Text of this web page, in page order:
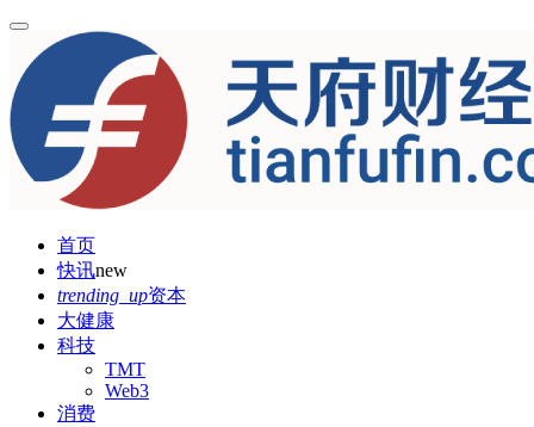
首页
快讯new
trending_up资本
大健康
科技
TMT
Web3
消费